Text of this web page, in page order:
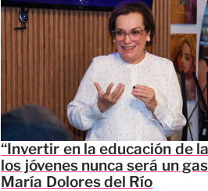
“Invertir en la educación de
los jóvenes nunca será un
María Dolores del Río